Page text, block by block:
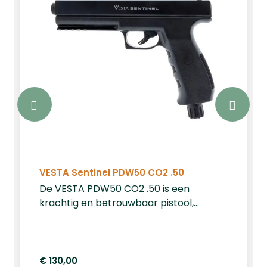
VESTA Sentinel PDW50 CO2 .50
De VESTA PDW50 CO2 .50 is een
krachtig en betrouwbaar pistool,
met .50 kaliber ballen, biedt dit pistool
€ 130,00